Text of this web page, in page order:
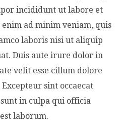
incididunt ut labore et
ad minim veniam, quis
laboris nisi ut aliquip
Duis aute irure dolor in
velit esse cillum dolore
sint occaecat
in culpa qui officia
laborum.